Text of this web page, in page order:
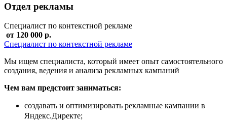
Отдел рекламы
Специалист по контекстной рекламе
от 120 000 р.
Специалист по контекстной рекламе
Мы ищем специалиста, который имеет опыт самостоятельного
создания, ведения и анализа рекламных кампаний
Чем вам предстоит заниматься:
создавать и оптимизировать рекламные кампании в
Яндекс.Директе;